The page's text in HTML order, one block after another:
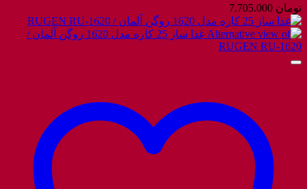
تومان